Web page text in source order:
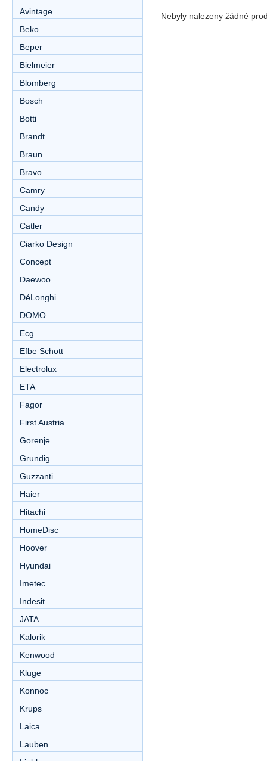
Nebyly nalezeny žádné
Avintage
Beko
Beper
Bielmeier
Blomberg
Bosch
Botti
Brandt
Braun
Bravo
Camry
Candy
Catler
Ciarko Design
Concept
Daewoo
DéLonghi
DOMO
Ecg
Efbe Schott
Electrolux
ETA
Fagor
First Austria
Gorenje
Grundig
Guzzanti
Haier
Hitachi
HomeDisc
Hoover
Hyundai
Imetec
Indesit
JATA
Kalorik
Kenwood
Kluge
Konnoc
Krups
Laica
Lauben